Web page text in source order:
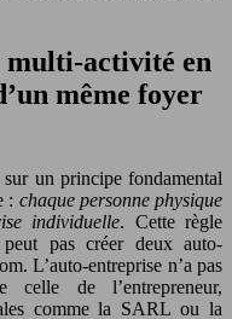
activité en
même foyer
un principe fondamental
: chaque personne physique
individuelle. Cette règle
pas créer deux auto-
L’auto-entreprise n’a pas
celle de l’entrepreneur,
comme la SARL ou la